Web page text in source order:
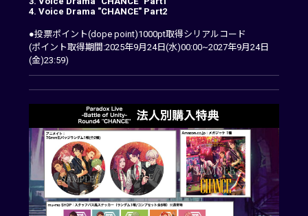
4. Voice Drama "CHANCE" Part2
●投票ポイント(dope point)1000pt取得シリアルコード
(ポイント取得期間:2025年9月24日(水)00:00~2027年9月24日
(金)23:59)